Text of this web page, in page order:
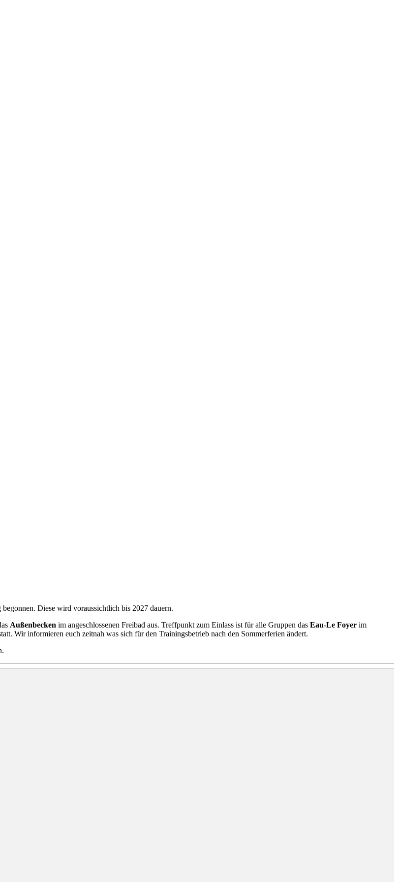
Diese wird voraussichtlich bis 2027 dauern.
Außenbecken im angeschlossenen Freibad aus. Treffpunkt zum Einlass ist für alle Gruppen das Eau-Le Foyer im
Wir informieren euch zeitnah was sich für den Trainingsbetrieb nach den Sommerferien ändert.